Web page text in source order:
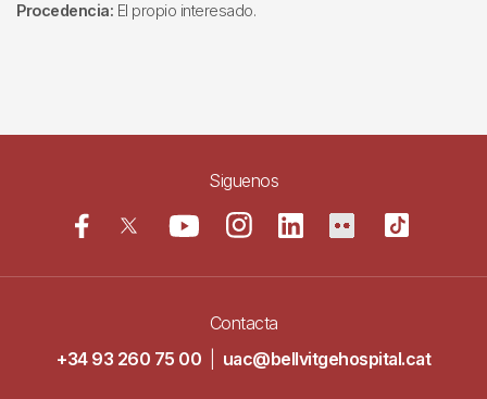
Procedencia: El propio interesado.
Siguenos
Contacta
+34 93 260 75 00
uac@bellvitgehospital.cat